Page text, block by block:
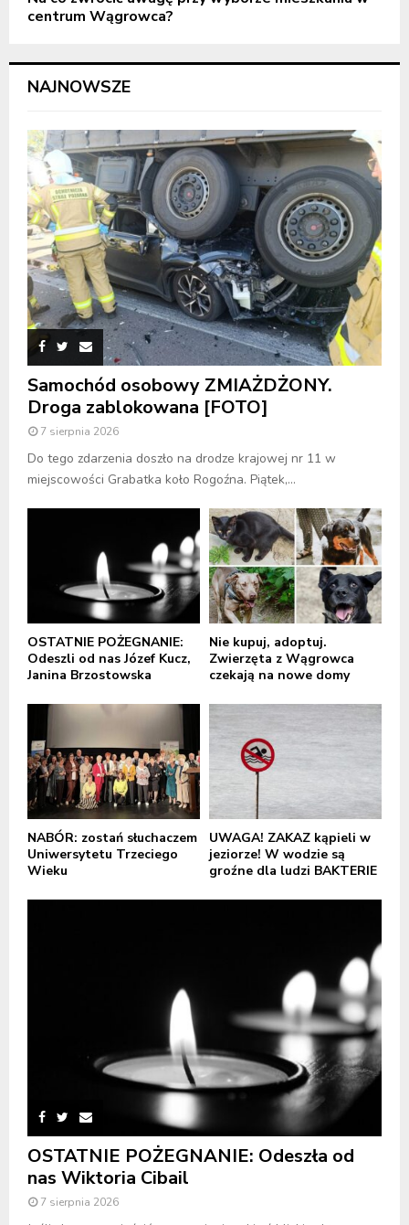
centrum Wągrowca?
NAJNOWSZE
Samochód osobowy ZMIAŻDŻONY.
Droga zablokowana [FOTO]
7 sierpnia 2026
Do tego zdarzenia doszło na drodze krajowej nr 11 w
miejscowości Grabatka koło Rogoźna. Piątek,...
OSTATNIE POŻEGNANIE:
Odeszli od nas Józef Kucz,
Janina Brzostowska
Nie kupuj, adoptuj.
Zwierzęta z Wągrowca
czekają na nowe domy
NABÓR: zostań słuchaczem
Uniwersytetu Trzeciego
Wieku
UWAGA! ZAKAZ kąpieli w
jeziorze! W wodzie są
groźne dla ludzi BAKTERIE
OSTATNIE POŻEGNANIE: Odeszła od
nas Wiktoria Cibail
7 sierpnia 2026